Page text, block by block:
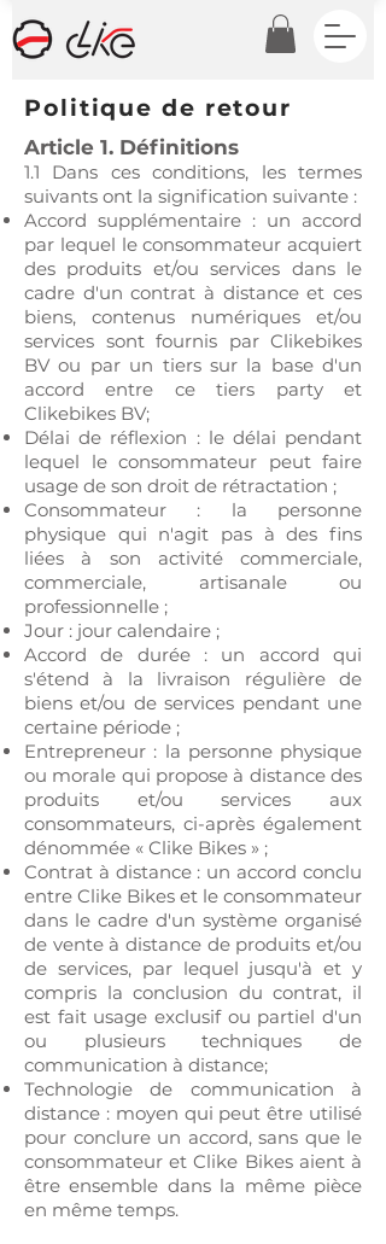
Politique de retour
Article 1. Définitions
1.1 Dans ces conditions, les termes
suivants ont la signification suivante :
Accord supplémentaire : un accord
par lequel le consommateur acquiert
des produits et/ou services dans le
cadre d'un contrat à distance et ces
biens, contenus numériques et/ou
services sont fournis par Clikebikes
BV ou par un tiers sur la base d'un
accord entre ce tiers party et
Clikebikes BV;
Délai de réflexion : le délai pendant
lequel le consommateur peut faire
usage de son droit de rétractation ;
Consommateur : la personne
physique qui n'agit pas à des fins
liées à son activité commerciale,
commerciale, artisanale ou
professionnelle ;
Jour : jour calendaire ;
Accord de durée : un accord qui
s'étend à la livraison régulière de
biens et/ou de services pendant une
certaine période ;
Entrepreneur : la personne physique
ou morale qui propose à distance des
produits et/ou services aux
consommateurs, ci-après également
dénommée « Clike Bikes » ;
Contrat à distance : un accord conclu
entre Clike Bikes et le consommateur
dans le cadre d'un système organisé
de vente à distance de produits et/ou
de services, par lequel jusqu'à et y
compris la conclusion du contrat, il
est fait usage exclusif ou partiel d'un
ou plusieurs techniques de
communication à distance;
Technologie de communication à
distance : moyen qui peut être utilisé
pour conclure un accord, sans que le
consommateur et Clike Bikes aient à
être ensemble dans la même pièce
en même temps.